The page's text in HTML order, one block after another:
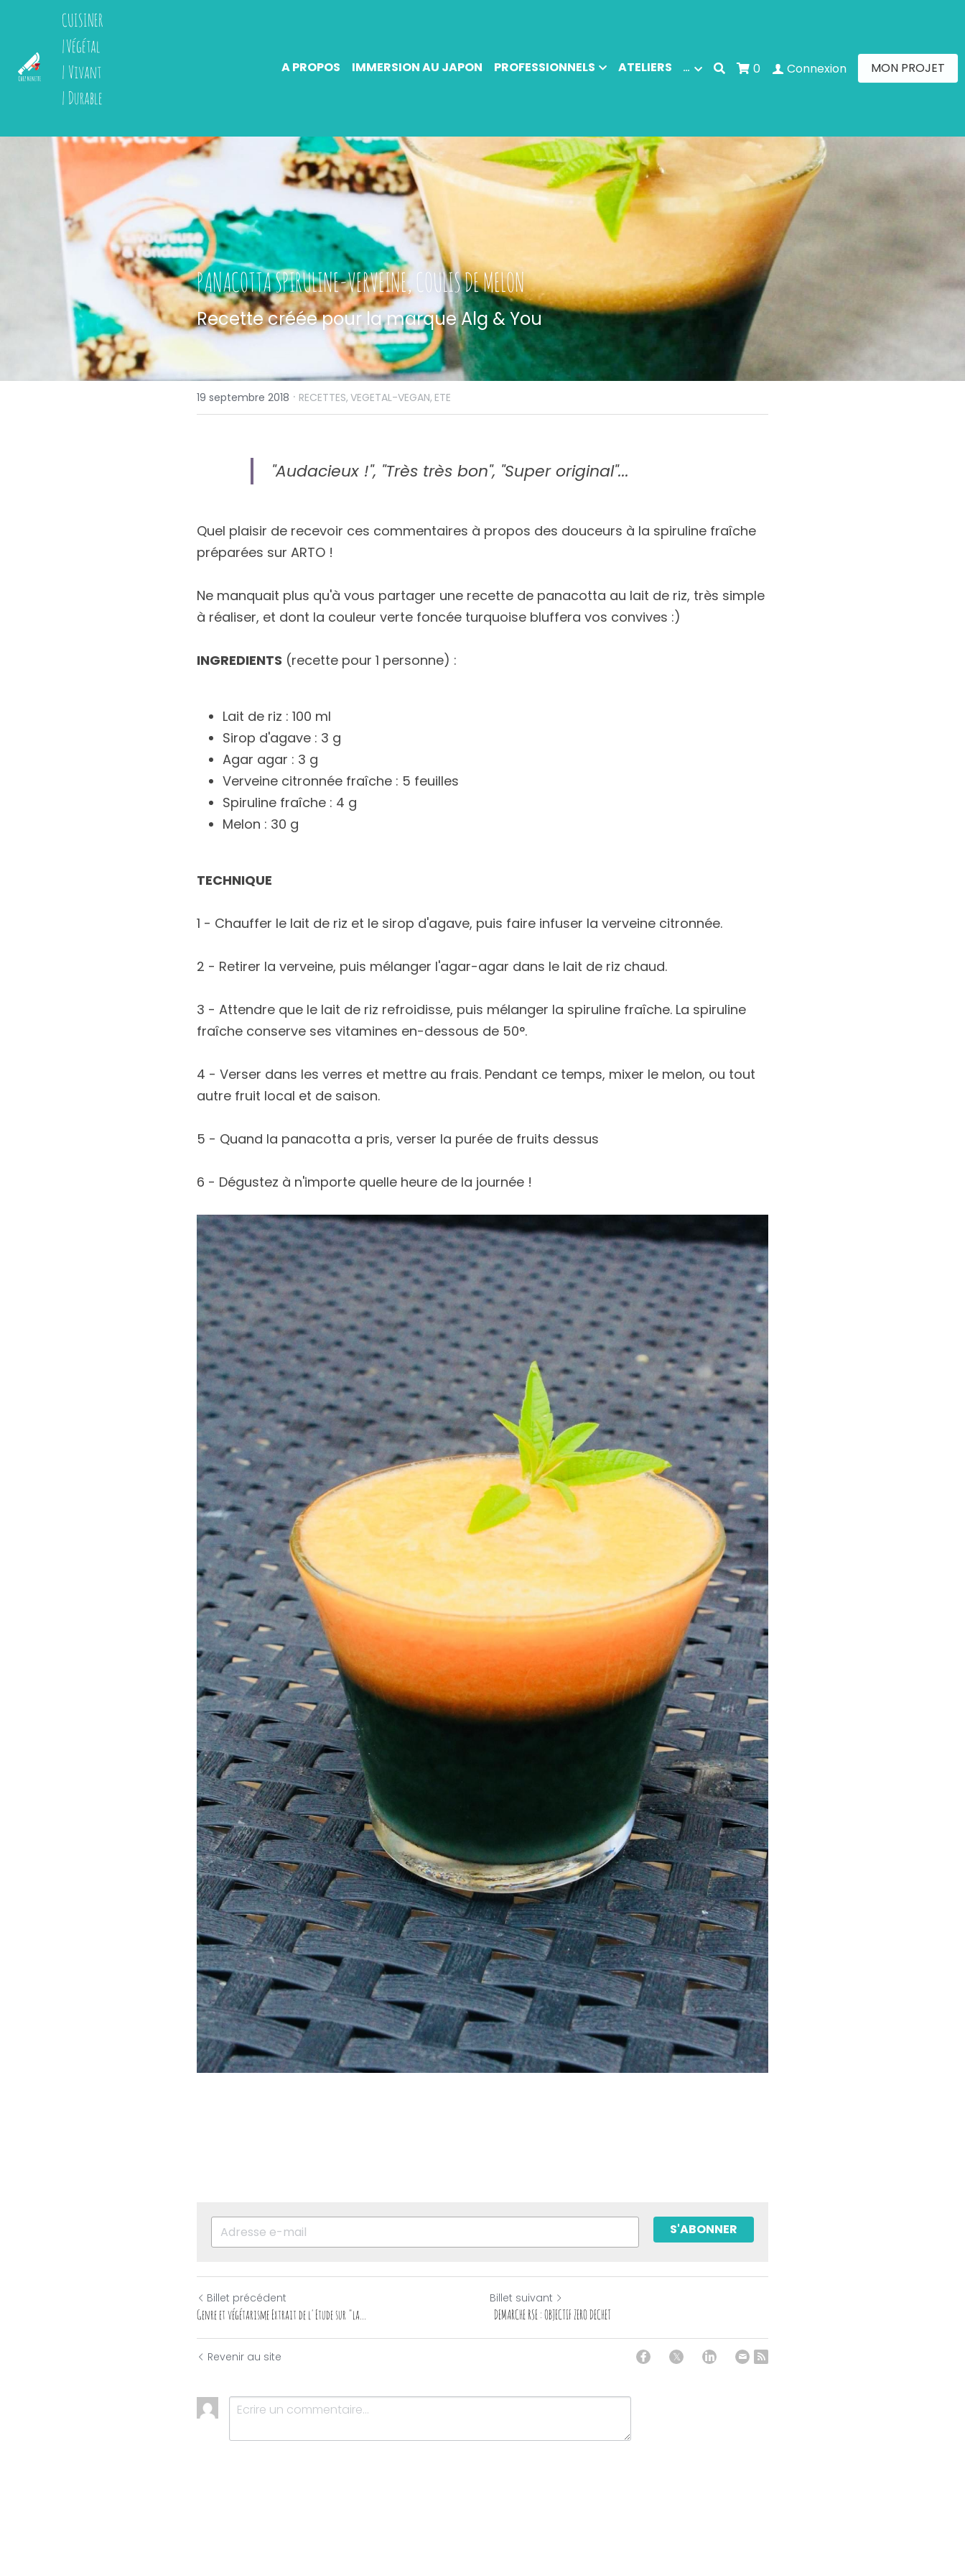
CUISINER
|Végétal
| Vivant
| Durable
IMMERSION AU JAPON PROFESSIONNELS ATELIERS AVIS CLIENTS 0 Connexion MON PROJET
PANACOTTA SPIRULINE-VERVEINE, COULIS DE MELON
Recette créée pour la marque Alg & You
19 septembre 2018 · RECETTES, VEGETAL-VEGAN, ETE
"Audacieux !", "Très très bon", "Super original"... ​
Quel plaisir de recevoir ces commentaires à propos des douceurs à la spiruline fraîche
préparées sur ARTO !
Ne manquait plus qu'à vous partager une recette de panacotta au lait de riz, très simple
à réaliser, et dont la couleur verte foncée turquoise bluffera vos convives :)
INGREDIENTS (recette pour 1 personne) :
Lait de riz : 100 ml
Sirop d'agave : 3 g
Agar agar : 3 g
Verveine citronnée fraîche : 5 feuilles
Spiruline fraîche : 4 g
Melon : 30 g
TECHNIQUE
1 - Chauffer le lait de riz et le sirop d'agave, puis faire infuser la verveine citronnée.
2 - Retirer la verveine, puis mélanger l'agar-agar dans le lait de riz chaud.
3 - Attendre que le lait de riz refroidisse, puis mélanger la spiruline fraîche. La spiruline
fraîche conserve ses vitamines en-dessous de 50°.
4 - Verser dans les verres et mettre au frais. Pendant ce temps, mixer le melon, ou tout
autre fruit local et de saison.
5 - Quand la panacotta a pris, verser la purée de fruits dessus
6 - Dégustez à n'importe quelle heure de la journée !
S'ABONNER
Billet précédent
Genre et végétarisme Extrait de l'Etude sur "la...
Billet suivant
DEMARCHE RSE : OBJECTIF ZERO DECHET
Revenir au site